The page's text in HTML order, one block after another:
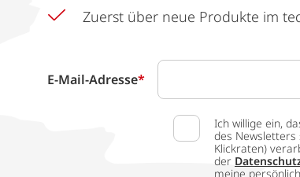
Zuerst über neue Produkte im
E-Mail-Adresse*
Ich willige ein,
des Newsletters
Klickraten)
der
meine